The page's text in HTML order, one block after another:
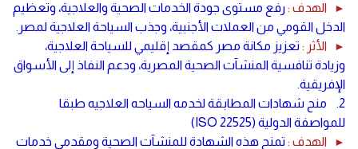
► الهدف :رفع مستوى جودة الخدمات الصحية والعلاجية، وتعظيم
الدخل القومي من العملات الأجنبية، وجذب السياحة العلاجية لمصر.
► الأثر : تعزيز مكانة مصر كمقصد إقليمي للسياحة العلاجية،
وزيادة تنافسية المنشآت الصحية المصرية، ودعم النفاذ إلى الأسواق
الإفريقية.
2. منح شهادات المطابقة لخدمه السياحه العلاجيه طبقا
للمواصفة الدولية (ISO 22525)
► الهدف : تمنح هذه الشهادة للمنشآت الصحية ومقدمي خدمات